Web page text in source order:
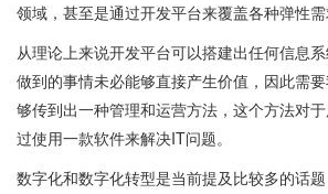
领域，甚至是通过开发平台来覆盖各种弹性需
从理论上来说开发平台可以搭建出任何信息
做到的事情未必能够直接产生价值，因此需
够传到出一种管理和运营方法，这个方法对
过使用一款软件来解决IT问题。
数字化和数字化转型是当前提及比较多的话